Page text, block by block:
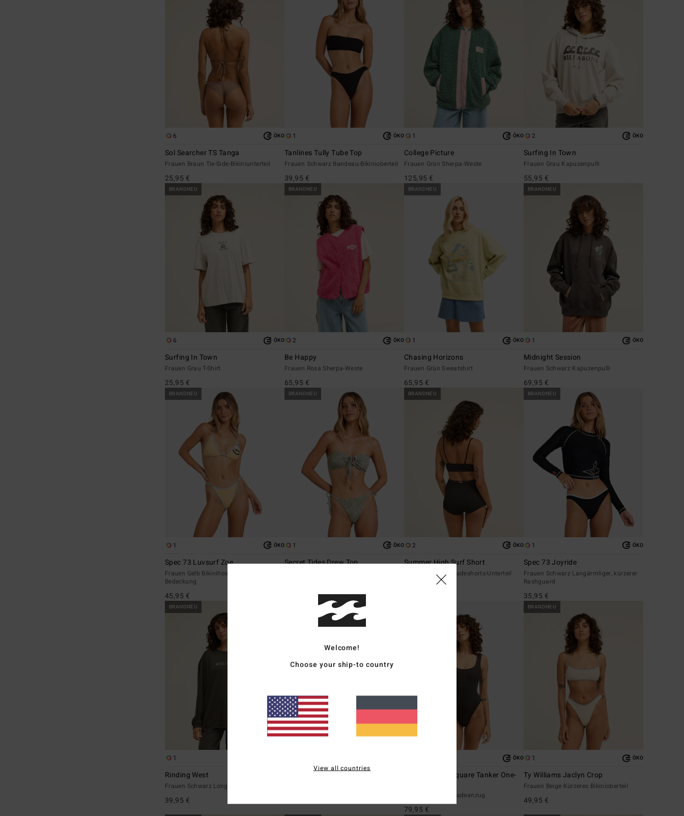
6 ÖKO
Sol Searcher TS Tanga
Frauen Braun Tie-Side-Bikiniunterteil
25,95 €
1 ÖKO
Tanlines Tully Tube Top
Frauen Schwarz Bandeau-Bikinioberteil
39,95 €
1 ÖKO
College Picture
Frauen Grün Sherpa-Weste
125,95 €
2 ÖKO
Surfing In Town
Frauen Grau Kapuzenpulli
55,95 €
BRANDNEU
6 ÖKO
Surfing In Town
Frauen Grau T-Shirt
25,95 €
BRANDNEU
2 ÖKO
Be Happy
Frauen Rosa Sherpa-Weste
65,95 €
BRANDNEU
1 ÖKO
Chasing Horizons
Frauen Grün Sweatshirt
65,95 €
BRANDNEU
1 ÖKO
Midnight Session
Frauen Schwarz Kapuzenpulli
69,95 €
BRANDNEU
1 ÖKO
Spec 73 Luvsurf Zoe
Frauen Gelb Bikinihose mit mittlerer
Bedeckung
45,95 €
BRANDNEU
1 ÖKO
Secret Tides Drew Top
BRANDNEU
2 ÖKO
Summer High Surf Short
Frauen Schwarz Badeshorts-Unterteil
BRANDNEU
1 ÖKO
Spec 73 Joyride
Frauen Schwarz Langärmliger, kürzerer
Rashguard
35,95 €
BRANDNEU
1
Rinding West
Frauen Schwarz Longsleeve
39,95 €
ÖKO
Summer High Square Tanker One-
Frauen Schwarz Badeanzug
79,95 €
BRANDNEU
1 ÖKO
Ty Williams Jaclyn Crop
Frauen Beige Kürzeres Bikinioberteil
49,95 €
Welcome!
Choose your ship-to country
View all countries